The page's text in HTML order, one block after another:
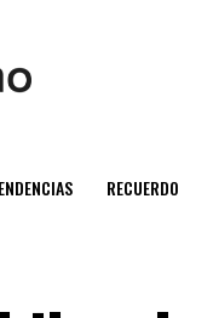
RECUERDO